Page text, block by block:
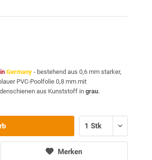
in Germany - bestehend aus 0,6 mm starker,
PVC-Poolfolie 0,8 mm mit
aus Kunststoff ingrau.
Merken